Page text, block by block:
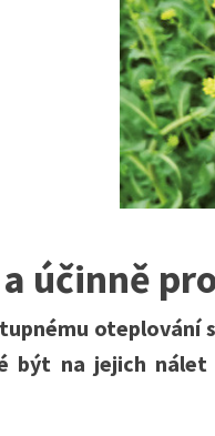
účinně
oteplování
být na jejich